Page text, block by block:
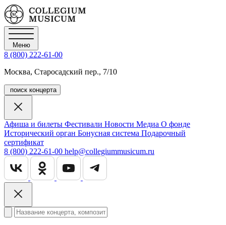
Меню
8 (800) 222-61-00
Москва, Старосадский пер., 7/10
поиск концерта
Афиша и билеты Фестивали Новости Медиа О фонде
Исторический орган Бонусная система Подарочный
сертификат
8 (800) 222-61-00 help@collegiummusicum.ru